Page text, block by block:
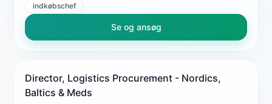
indkøbschef
Se og ansøg
Director, Logistics Procurement - Nordics,
Baltics & Meds